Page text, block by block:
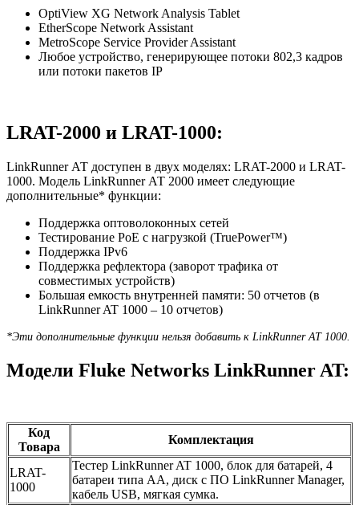
OptiView XG Network Analysis Tablet
EtherScope Network Assistant
MetroScope Service Provider Assistant
Любое устройство, генерирующее потоки 802,3 кадров
или потоки пакетов IP
LRAT-2000 и LRAT-1000:
LinkRunner АТ доступен в двух моделях: LRAT-2000 и LRAT-
1000. Модель LinkRunner АТ 2000 имеет следующие
дополнительные* функции:
Поддержка оптоволоконных сетей
Тестирование PoE с нагрузкой (TruePower™)
Поддержка IPv6
Поддержка рефлектора (заворот трафика от
совместимых устройств)
Большая емкость внутренней памяти: 50 отчетов (в
LinkRunner AT 1000 – 10 отчетов)
*Эти дополнительные функции нельзя добавить к LinkRunner АТ 1000.
Модели Fluke Networks LinkRunner AT:
Код
Товара
Комплектация
LRAT-
1000
Тестер LinkRunner AT 1000, блок для батарей, 4
батареи типа АА, диск с ПО LinkRunner Manager,
кабель USB, мягкая сумка.